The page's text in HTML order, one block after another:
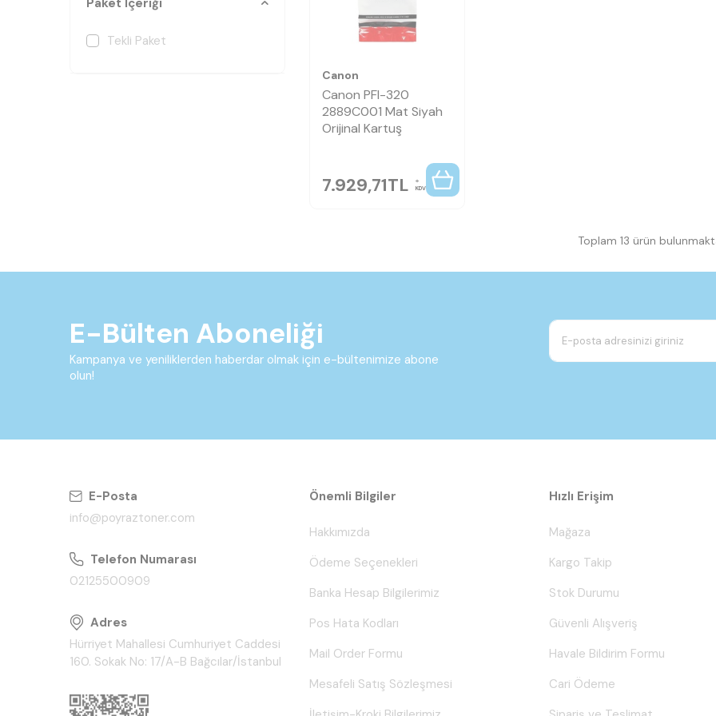
Paket İçeriği
Tekli Paket
Canon
Canon PFI-320
2889C001 Mat Siyah
Orijinal Kartuş
7.929,71TL KDV
Toplam 13 ürün
E-Bülten Aboneliği
Kampanya ve yeniliklerden haberdar olmak için e-bültenimize abone
olun!
E-Posta
info@poyraztoner.com
Telefon Numarası
02125500909
Adres
Hürriyet Mahallesi Cumhuriyet Caddesi
160. Sokak No: 17/A-B Bağcılar/İstanbul
Önemli Bilgiler
Hakkımızda
Ödeme Seçenekleri
Banka Hesap Bilgilerimiz
Pos Hata Kodları
Mail Order Formu
Mesafeli Satış Sözleşmesi
Hızlı Erişim
Mağaza
Kargo Takip
Stok Durumu
Güvenli Alışveriş
Havale Bildirim Formu
Cari Ödeme